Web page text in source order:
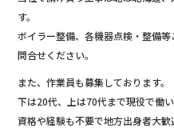
す。
ボイラー整備、各機器点検・整備
問合せください。
また、作業員も募集しております。
下は20代、上は70代まで現役で働い
資格や経験も不要で地方出身者大歓